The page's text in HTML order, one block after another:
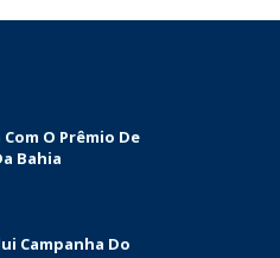
O Prêmio De
Bahia
Campanha Do